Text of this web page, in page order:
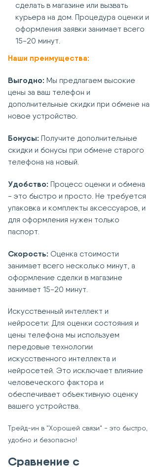
сделать в магазине или вызвать
курьера на дом. Процедура оценки и
оформления заявки занимает всего
15-20 минут.
Наши преимущества:
Выгодно: Мы предлагаем высокие
цены за ваш телефон и
дополнительные скидки при обмене на
новое устройство.
Бонусы: Получите дополнительные
скидки и бонусы при обмене старого
телефона на новый.
Удобство: Процесс оценки и обмена
- это быстро и просто. Не требуется
упаковка и комплекты аксессуаров, и
для оформления нужен только
паспорт.
Скорость: Оценка стоимости
занимает всего несколько минут, а
оформление сделки в магазине
занимает 15-20 минут.
Искусственный интеллект и
нейросети: Для оценки состояния и
цены телефона мы используем
передовые технологии
искусственного интеллекта и
нейросетей. Это исключает влияние
человеческого фактора и
обеспечивает объективную оценку
вашего устройства.
Трейд-ин в "Хорошей связи" - это быстро,
удобно и безопасно!
Сравнение с